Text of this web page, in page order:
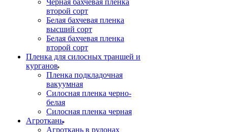
Черная бахчевая пленка
второй сорт
Белая бахчевая пленка
высший сорт
Белая бахчевая пленка
второй сорт
Пленка для силосных траншей и
курганов
Пленка подкладочная
вакуумная
Силосная пленка черно-
белая
Силосная пленка черная
Агроткань
Агроткань в рулонах